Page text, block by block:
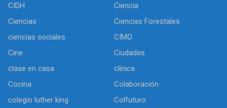
CIDH
Ciencia
Ciencias
Ciencias Forestales
ciencias sociales
CIMO
Cine
Ciudades
clase en casa
clinica
Cocina
Colaboración
colegio luther king
Colfuturo